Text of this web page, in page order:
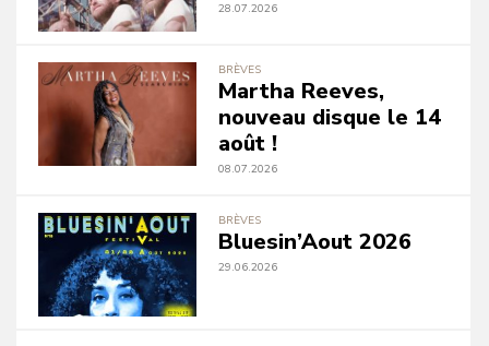
28.07.2026
BRÈVES
Martha Reeves,
nouveau disque le 14
août !
08.07.2026
BRÈVES
Bluesin’Aout 2026
29.06.2026